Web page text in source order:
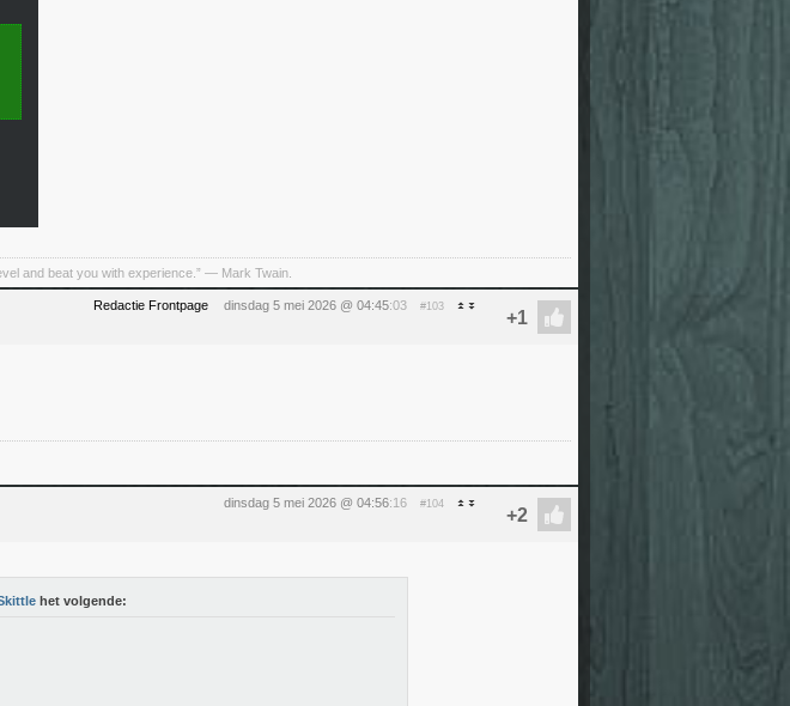
and beat you with experience.” ― Mark Twain.
Redactie Frontpage dinsdag 5 mei 2026 @ 04:45:03 #103
dinsdag 5 mei 2026 @ 04:56:16 #104
het volgende: